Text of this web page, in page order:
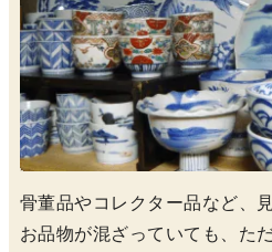
骨董品やコレクター品など、
お品物が混ざっていても、た